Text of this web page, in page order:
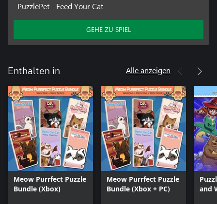
PuzzlePet - Feed Your Cat
GEHE ZU SPIEL
Enthalten in Alle anzeigen
Meow Purrfect Puzzle
Bundle (Xbox)
Meow Purrfect Puzzle
Bundle (Xbox + PC)
and